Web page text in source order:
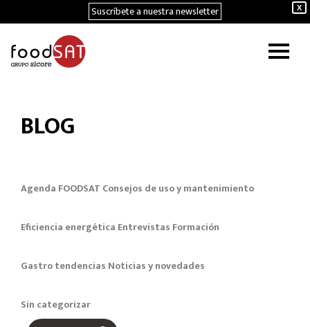
X
Suscríbete a nuestra newsletter
BLOG
Agenda FOODSAT Consejos de uso y mantenimiento
Eficiencia energética Entrevistas Formación
Gastro tendencias Noticias y novedades
Sin categorizar